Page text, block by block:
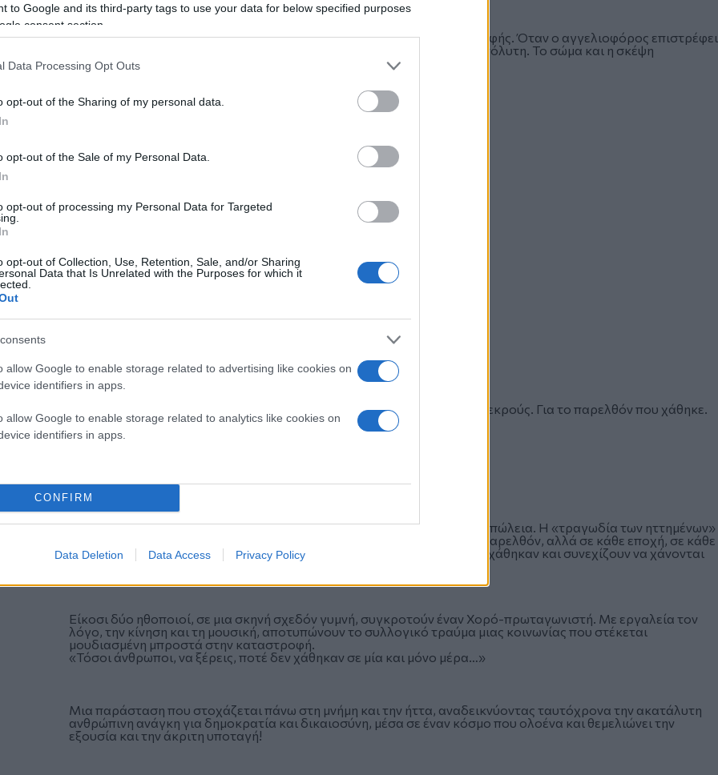
to Google and its third-party tags to use your data for below specified purposes
consent section.
Data Processing Opt Outs
opt-out of the Sharing of my personal data.
opt-out of the Sale of my Personal Data.
opt-out of processing my Personal Data for Targeted
opt-out of Collection, Use, Retention, Sale, and/or Sharing
Data that Is Unrelated with the Purposes for which it
allow Google to enable storage related to advertising like cookies on
identifiers in apps.
allow Google to enable storage related to analytics like cookies on
identifiers in apps.
CONFIRM
Data Deletion Data Access Privacy Policy
Είκοσι δύο άνθρωποι περιμένουν τα νέα μιας συντελεσμένης καταστροφής. Όταν ο αγγελιοφόρος επιστρέφει
από το μέτωπο, ο λόγος του δίνει μορφή στον φόβο: η απώλεια είναι απόλυτη. Το σώμα και η σκέψη
παραλύουν. Καμία πράξη δεν μοιάζει δυνατή. Μόνο ο θρήνος απομένει.
Ο θρήνος γίνεται συλλογικός, επίμονος, αδιαπραγμάτευτος. Για τους νεκρούς. Για το παρελθόν που χάθηκε.
Για το μέλλον που βυθίστηκε μαζί τους.
Στο επίκεντρο της παράστασης βρίσκεται ο άνθρωπος απέναντι στην απώλεια. Η «τραγωδία των ηττημένων»
ανοίγει έναν διαχρονικό διάλογο: οι ηττημένοι δεν ανήκουν μόνο στο παρελθόν, αλλά σε κάθε εποχή, σε κάθε
πλευρά. Τα ονόματα που αναζητά ο Χορός είναι τα ονόματα όλων όσοι χάθηκαν και συνεχίζουν να χάνονται
στους πολέμους του κόσμου...
Είκοσι δύο ηθοποιοί, σε μια σκηνή σχεδόν γυμνή, συγκροτούν έναν Χορό-πρωταγωνιστή. Με εργαλεία τον
λόγο, την κίνηση και τη μουσική, αποτυπώνουν το συλλογικό τραύμα μιας κοινωνίας που στέκεται
μουδιασμένη μπροστά στην καταστροφή.
«Τόσοι άνθρωποι, να ξέρεις, ποτέ δεν χάθηκαν σε μία και μόνο μέρα…»
Μια παράσταση που στοχάζεται πάνω στη μνήμη και την ήττα, αναδεικνύοντας ταυτόχρονα την ακατάλυτη
ανθρώπινη ανάγκη για δημοκρατία και δικαιοσύνη, μέσα σε έναν κόσμο που ολοένα και θεμελιώνει την
εξουσία και την άκριτη υποταγή!